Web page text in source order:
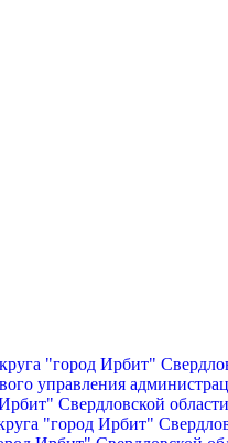
"город Ирбит"
управления
Свердловской области
"город Ирбит"